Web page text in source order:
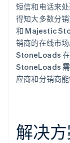
短信和电话来
得知大多数分
和 Majestic
销商的在线市
StoneLoads 在
StoneLoads
应商和分销商能
解决